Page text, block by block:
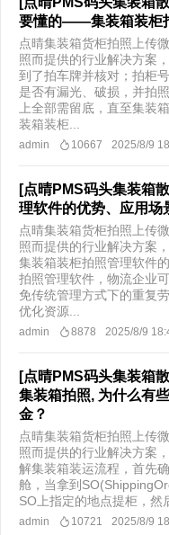
要懂的——集装箱装柜
点晴集装箱货柜拍照上传
照而提供的行业解决方案
到了拍车牌并核对；拍柜
是否有漏光、破损，并拍
上全部需留底，直至集装
装箱装柜...
admin 10667 2025/8/9
[点晴PMS码头集装箱
理软件的优势、应用场
点晴集装箱货柜拍照上传
照而提供的行业解决方案
集装箱装柜拍照管理软件
拍照管理软件，物流企业
免传统管理方式下的重复
优化资源...
admin 8878 2025/8/9
[点晴PMS码头集装箱
集装箱拍照, 为什么有
金？
点晴集装箱货柜拍照上传
照而提供的行业解决方案
解集装箱装运流程，首先
舱，当拿到
SO上指定的地点提柜，然
admin 10721 2025/8/9